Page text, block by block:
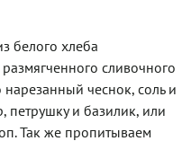
белого хлеба
сливочного
чеснок, соль и
петрушку и базилик, или
Так же пропитываем